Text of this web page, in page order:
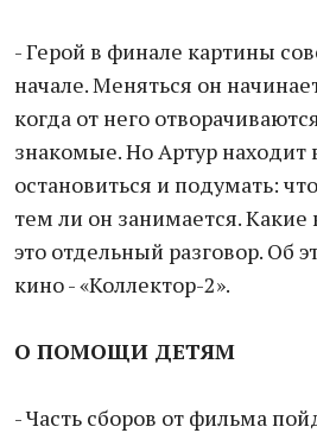
- Герой в финале картины
начале. Меняться он
когда от него
знакомые. Но Артур находит
остановиться и подумать:
тем ли он занимается.
это отдельный разговор. Об
кино - «Коллектор-2».
О ПОМОЩИ ДЕТЯМ
- Часть сборов от фильма